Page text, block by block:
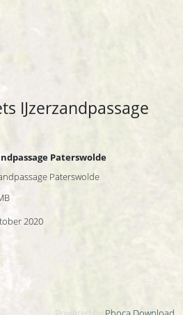
IJzerzandpassage
Paterswolde
Paterswolde
2020